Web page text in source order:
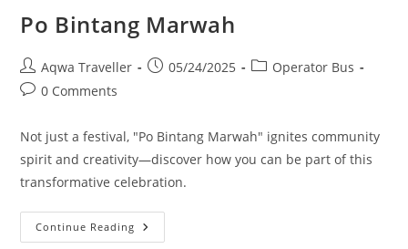
Po Bintang Marwah
Post
author:
Aqwa Traveller
Post05/24/2025
PostOperator Bus
Post0 Comments
Not just a festival, "Po Bintang Marwah" ignites community
spirit and creativity—discover how you can be part of this
transformative celebration.
Continue Reading Po
Bintang